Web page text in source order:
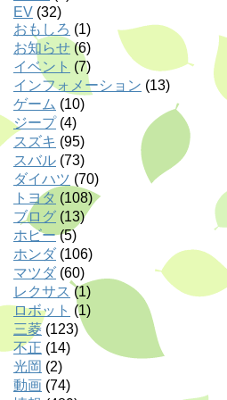
EV (32)
おもしろ (1)
お知らせ (6)
イベント (7)
インフォメーション (13)
ゲーム (10)
ジープ (4)
スズキ (95)
スバル (73)
ダイハツ (70)
トヨタ (108)
ブログ (13)
ホビー(5)
ホンダ (106)
マツダ (60)
レクサス (1)
ロボット (1)
三菱 (123)
不正 (14)
光岡 (2)
動画 (74)